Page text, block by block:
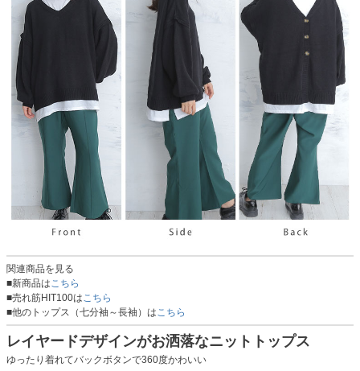
関連商品を見る
■新商品はこちら
■売れ筋HIT100はこちら
■他のトップス（七分袖～長袖）はこちら
レイヤードデザインがお洒落なニットトップス
ゆったり着れてバックボタンで360度かわいい